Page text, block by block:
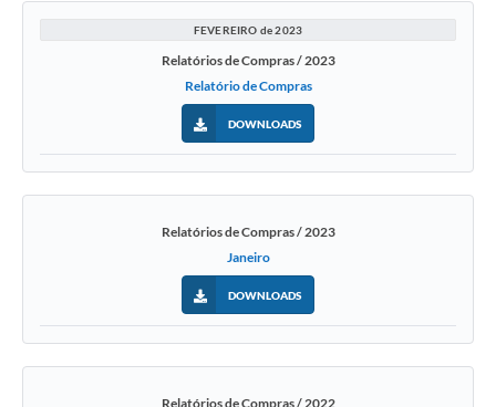
FEVEREIRO de 2023
Relatórios de Compras / 2023
Relatório de Compras
DOWNLOADS
Relatórios de Compras / 2023
Janeiro
DOWNLOADS
Relatórios de Compras / 2022